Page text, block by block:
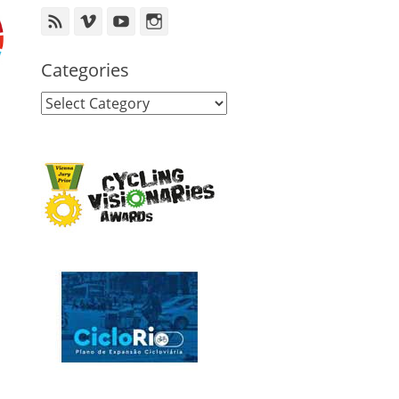
Feed VimeoYouTube
Categories
Categories